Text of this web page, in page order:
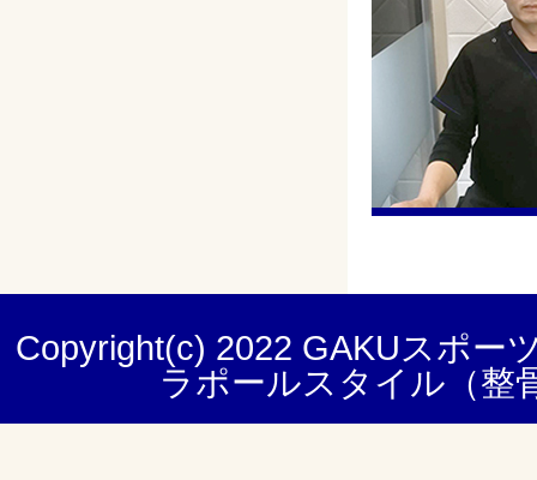
Copyright(c) 2022 GAKUスポー
ラポールスタイル（整